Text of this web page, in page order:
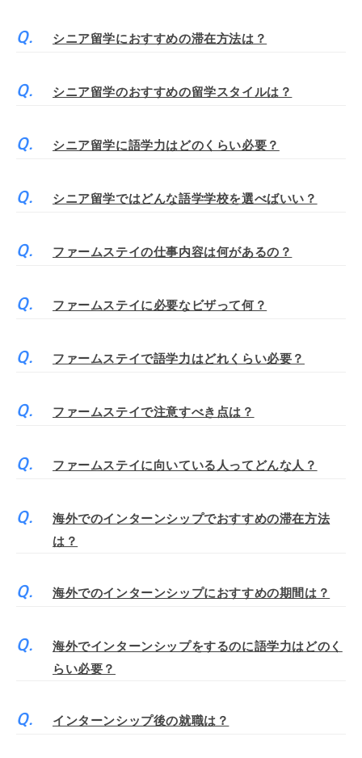
シニア留学におすすめの滞在方法は？
シニア留学のおすすめの留学スタイルは？
シニア留学に語学力はどのくらい必要？
シニア留学ではどんな語学学校を選べばいい？
ファームステイの仕事内容は何があるの？
ファームステイに必要なビザって何？
ファームステイで語学力はどれくらい必要？
ファームステイで注意すべき点は？
ファームステイに向いている人ってどんな人？
海外でのインターンシップでおすすめの滞在方法
は？
海外でのインターンシップにおすすめの期間は？
海外でインターンシップをするのに語学力はどのく
らい必要？
インターンシップ後の就職は？